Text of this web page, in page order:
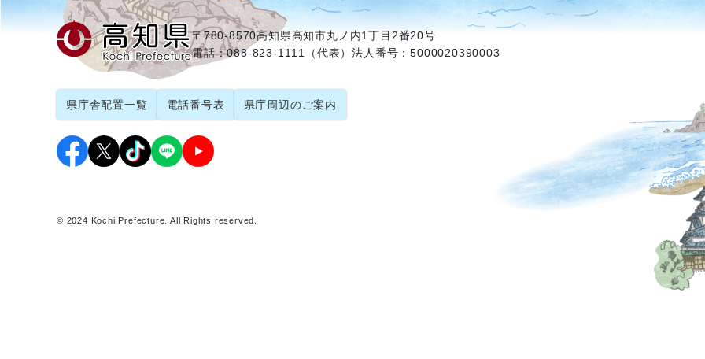
〒780-8570高知県高知市丸ノ内1丁目2番20号
電話：088-823-1111（代表）法人番号：5000020390003
県庁舎配置一覧 電話番号表 県庁周辺のご案内
© 2024 Kochi Prefecture. All Rights reserved.